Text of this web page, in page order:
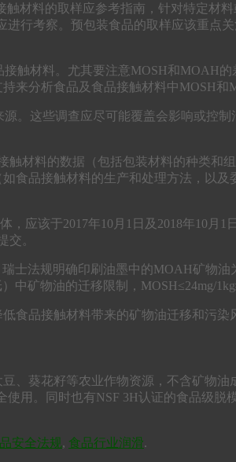
材料的取样应参考指南，针对特定材
行考察。预包装食品的取样应该重点
触材料。尤其要注意MOSH和MOAH
来分析食品及食品接触材料中MOSH和
。这些调查应尽可能覆盖会影响或控
材料的数据（包括包装材料的种类和
品接触材料的生产和处理方法，以及
应该于2017年10月1日及2018年10月
交。
士法规明确印刷油墨中的MOAH矿物
中矿物油的迁移限制，MOSH≤24mg/
食品接触材料带来的矿物油迁移和污染
、葵花籽等农业作物资源，不含矿物
用。同时也有NSF 3H认证的食品级
安全法规, 食品行业润滑.